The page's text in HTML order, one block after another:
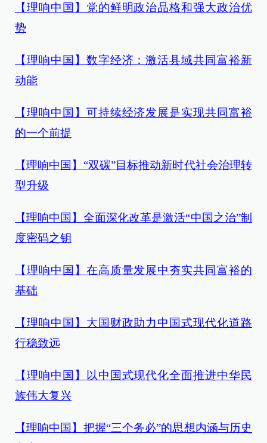
【理响中国】党的鲜明政治品格和强大政治优
势
【理响中国】数字经济：激活县域共同富裕新
动能
【理响中国】可持续经济发展是实现共同富裕
的一个前提
【理响中国】“双碳”目标推动新时代社会治理转
型升级
【理响中国】全面深化改革是激活“中国之治”制
度密码之钥
【理响中国】在高质量发展中夯实共同富裕的
基础
【理响中国】大国财政助力中国式现代化道路
行稳致远
【理响中国】以中国式现代化全面推进中华民
族伟大复兴
【理响中国】把握“三个务必”的思想内涵与历史